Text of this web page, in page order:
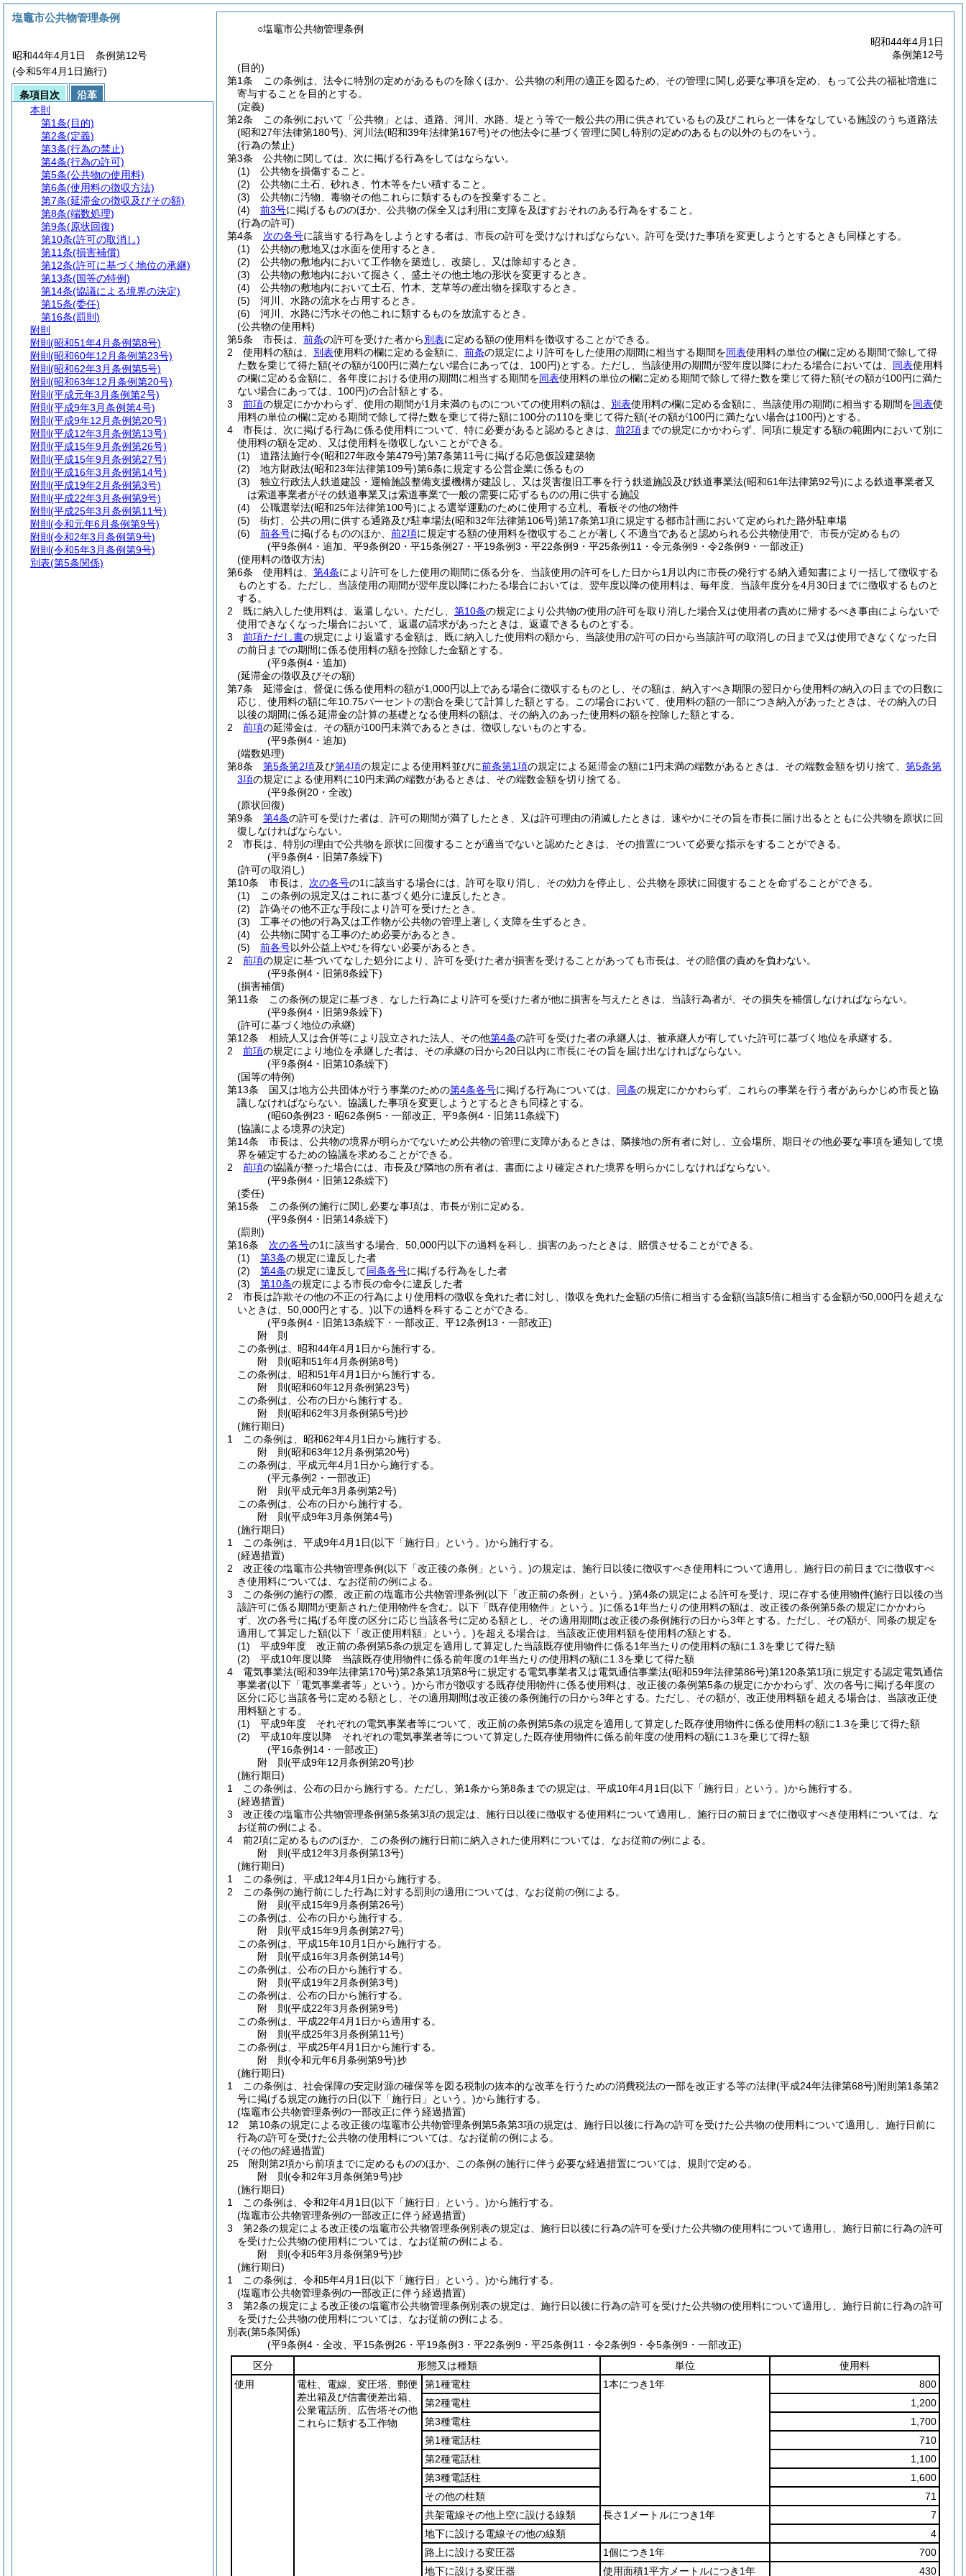
○塩竈市公共物管理条例
昭和44年4月1日
条例第12号
(目的)
第1条
この条例は、法令に特別の定めがあるものを除くほか、公共物の利用の適正を図るため、その管理に関し必要な事項を定め、もって公共の福祉増進に
寄与することを目的とする。
(定義)
第2条
この条例において「公共物」とは、道路、河川、水路、堤とう等で一般公共の用に供されているもの及びこれらと一体をなしている施設のうち道路法
(昭和27年法律第180号) 、河川法(昭和39年法律第167号)その他法令に基づく管理に関し特別の定めのあるもの以外のものをいう。
(行為の禁止)
第3条
公共物に関しては、次に掲げる行為をしてはならない。
(1)
公共物を損傷すること。
(2)
公共物に土石、砂れき、竹木等をたい積すること。
(3)
公共物に汚物、毒物その他これらに類するものを投棄すること。
(4)
前3号に掲げるもののほか、公共物の保全又は利用に支障を及ぼすおそれのある行為をすること。
(行為の許可)
第4条
次の各号に該当する行為をしようとする者は、市長の許可を受けなければならない。 許可を受けた事項を変更しようとするときも同様とする。
(1)
公共物の敷地又は水面を使用するとき。
(2)
公共物の敷地内において工作物を築造し、改築し、又は除却するとき。
(3)
公共物の敷地内において掘さく、盛土その他土地の形状を変更するとき。
(4)
公共物の敷地内において土石、竹木、芝草等の産出物を採取するとき。
(5)
河川、水路の流水を占用するとき。
(6)
河川、水路に汚水その他これに類するものを放流するとき。
(公共物の使用料)
第5条
市長は、 前条の許可を受けた者から別表に定める額の使用料を徴収することができる。
2
使用料の額は、 別表使用料の欄に定める金額に、 前条の規定により許可をした使用の期間に相当する期間を同表使用料の単位の欄に定める期間で除して得
た数を乗じて得た額(その額が100円に満たない場合にあっては、100円)とする。 ただし、当該使用の期間が翌年度以降にわたる場合においては、 同表使用料
の欄に定める金額に、各年度における使用の期間に相当する期間を同表使用料の単位の欄に定める期間で除して得た数を乗じて得た額(その額が100円に満た
ない場合にあっては、100円)の合計額とする。
3
前項の規定にかかわらず、使用の期間が1月未満のものについての使用料の額は、 別表使用料の欄に定める金額に、当該使用の期間に相当する期間を同表使
用料の単位の欄に定める期間で除して得た数を乗じて得た額に100分の110を乗じて得た額(その額が100円に満たない場合は100円)とする。
4
市長は、次に掲げる行為に係る使用料について、特に必要があると認めるときは、 前2項までの規定にかかわらず、同項に規定する額の範囲内において別に
使用料の額を定め、又は使用料を徴収しないことができる。
(1)
道路法施行令(昭和27年政令第479号)第7条第11号に掲げる応急仮設建築物
(2)
地方財政法(昭和23年法律第109号)第6条に規定する公営企業に係るもの
(3)
独立行政法人鉄道建設・運輸施設整備支援機構が建設し、又は災害復旧工事を行う鉄道施設及び鉄道事業法(昭和61年法律第92号)による鉄道事業者又
は索道事業者がその鉄道事業又は索道事業で一般の需要に応ずるものの用に供する施設
(4)
公職選挙法(昭和25年法律第100号)による選挙運動のために使用する立札、看板その他の物件
(5)
街灯、公共の用に供する通路及び駐車場法(昭和32年法律第106号)第17条第1項に規定する都市計画において定められた路外駐車場
(6)
前各号に掲げるもののほか、 前2項に規定する額の使用料を徴収することが著しく不適当であると認められる公共物使用で、市長が定めるもの
(平9条例4・追加、平9条例20・平15条例27・平19条例3・平22条例9・平25条例11・令元条例9・令2条例9・一部改正)
(使用料の徴収方法)
第6条
使用料は、 第4条により許可をした使用の期間に係る分を、当該使用の許可をした日から1月以内に市長の発行する納入通知書により一括して徴収する
ものとする。 ただし、当該使用の期間が翌年度以降にわたる場合においては、翌年度以降の使用料は、毎年度、当該年度分を4月30日までに徴収するものと
する。
2
既に納入した使用料は、返還しない。 ただし、 第10条の規定により公共物の使用の許可を取り消した場合又は使用者の責めに帰するべき事由によらないで
使用できなくなった場合において、返還の請求があったときは、返還できるものとする。
3
前項ただし書の規定により返還する金額は、既に納入した使用料の額から、当該使用の許可の日から当該許可の取消しの日まで又は使用できなくなった日
の前日までの期間に係る使用料の額を控除した金額とする。
(平9条例4・追加)
(延滞金の徴収及びその額)
第7条
延滞金は、督促に係る使用料の額が1,000円以上である場合に徴収するものとし、その額は、納入すべき期限の翌日から使用料の納入の日までの日数に
応じ、使用料の額に年10.75パーセントの割合を乗じて計算した額とする。
この場合において、使用料の額の一部につき納入があったときは、その納入の日
以後の期間に係る延滞金の計算の基礎となる使用料の額は、その納入のあった使用料の額を控除した額とする。
2
前項の延滞金は、その額が100円未満であるときは、徴収しないものとする。
(平9条例4・追加)
(端数処理)
第8条
第5条第2項及び第4項の規定による使用料並びに前条第1項の規定による延滞金の額に1円未満の端数があるときは、その端数金額を切り捨て、 第5条第
3項の規定による使用料に10円未満の端数があるときは、その端数金額を切り捨てる。
(平9条例20・全改)
(原状回復)
第9条
第4条の許可を受けた者は、許可の期間が満了したとき、又は許可理由の消滅したときは、速やかにその旨を市長に届け出るとともに公共物を原状に回
復しなければならない。
2
市長は、特別の理由で公共物を原状に回復することが適当でないと認めたときは、その措置について必要な指示をすることができる。
(平9条例4・旧第7条繰下)
(許可の取消し)
第10条
市長は、 次の各号の1に該当する場合には、許可を取り消し、その効力を停止し、公共物を原状に回復することを命ずることができる。
(1)
この条例の規定又はこれに基づく処分に違反したとき。
(2)
詐偽その他不正な手段により許可を受けたとき。
(3)
工事その他の行為又は工作物が公共物の管理上著しく支障を生ずるとき。
(4)
公共物に関する工事のため必要があるとき。
(5)
前各号以外公益上やむを得ない必要があるとき。
2
前項の規定に基づいてなした処分により、許可を受けた者が損害を受けることがあっても市長は、その賠償の責めを負わない。
(平9条例4・旧第8条繰下)
(損害補償)
第11条
この条例の規定に基づき、なした行為により許可を受けた者が他に損害を与えたときは、当該行為者が、その損失を補償しなければならない。
(平9条例4・旧第9条繰下)
(許可に基づく地位の承継)
第12条
相続人又は合併等により設立された法人、その他第4条の許可を受けた者の承継人は、被承継人が有していた許可に基づく地位を承継する。
2
前項の規定により地位を承継した者は、その承継の日から20日以内に市長にその旨を届け出なければならない。
(平9条例4・旧第10条繰下)
(国等の特例)
第13条
国又は地方公共団体が行う事業のための第4条各号に掲げる行為については、 同条の規定にかかわらず、これらの事業を行う者があらかじめ市長と協
議しなければならない。 協議した事項を変更しようとするときも同様とする。
(昭60条例23・昭62条例5・一部改正、平9条例4・旧第11条繰下)
(協議による境界の決定)
第14条
市長は、公共物の境界が明らかでないため公共物の管理に支障があるときは、隣接地の所有者に対し、立会場所、期日その他必要な事項を通知して境
界を確定するための協議を求めることができる。
2
前項の協議が整った場合には、市長及び隣地の所有者は、書面により確定された境界を明らかにしなければならない。
(平9条例4・旧第12条繰下)
(委任)
第15条
この条例の施行に関し必要な事項は、市長が別に定める。
(平9条例4・旧第14条繰下)
(罰則)
第16条
次の各号の1に該当する場合、50,000円以下の過料を科し、損害のあったときは、賠償させることができる。
(1)
第3条の規定に違反した者
(2)
第4条の規定に違反して同条各号に掲げる行為をした者
(3)
第10条の規定による市長の命令に違反した者
2
市長は詐欺その他の不正の行為により使用料の徴収を免れた者に対し、徴収を免れた金額の5倍に相当する金額(当該5倍に相当する金額が50,000円を超えな
いときは、50,000円とする。)以下の過料を科することができる。
(平9条例4・旧第13条繰下・一部改正、平12条例13・一部改正)
附 則
この条例は、昭和44年4月1日から施行する。
附 則(昭和51年4月条例第8号)
この条例は、昭和51年4月1日から施行する。
附 則(昭和60年12月条例第23号)
この条例は、公布の日から施行する。
附 則(昭和62年3月条例第5号)抄
(施行期日)
1
この条例は、昭和62年4月1日から施行する。
附 則(昭和63年12月条例第20号)
この条例は、平成元年4月1日から施行する。
(平元条例2・一部改正)
附 則(平成元年3月条例第2号)
この条例は、公布の日から施行する。
附 則(平成9年3月条例第4号)
(施行期日)
1
この条例は、平成9年4月1日(以下「施行日」という。)から施行する。
(経過措置)
2
改正後の塩竈市公共物管理条例(以下「改正後の条例」という。)の規定は、施行日以後に徴収すべき使用料について適用し、施行日の前日までに徴収すべ
き使用料については、なお従前の例による。
3
この条例の施行の際、改正前の塩竈市公共物管理条例(以下「改正前の条例」という。)第4条の規定による許可を受け、現に存する使用物件(施行日以後の当
該許可に係る期間が更新された使用物件を含む。以下「既存使用物件」という。)に係る1年当たりの使用料の額は、改正後の条例第5条の規定にかかわら
ず、次の各号に掲げる年度の区分に応じ当該各号に定める額とし、その適用期間は改正後の条例施行の日から3年とする。 ただし、その額が、同条の規定を
適用して算定した額(以下「改正使用料額」という。)を超える場合は、当該改正使用料額を使用料の額とする。
(1)
平成9年度 改正前の条例第5条の規定を適用して算定した当該既存使用物件に係る1年当たりの使用料の額に1.3を乗じて得た額
(2)
平成10年度以降 当該既存使用物件に係る前年度の1年当たりの使用料の額に1.3を乗じて得た額
4
電気事業法(昭和39年法律第170号)第2条第1項第8号に規定する電気事業者又は電気通信事業法(昭和59年法律第86号)第120条第1項に規定する認定電気通信
事業者(以下「電気事業者等」という。)から市が徴収する既存使用物件に係る使用料は、改正後の条例第5条の規定にかかわらず、次の各号に掲げる年度の
区分に応じ当該各号に定める額とし、その適用期間は改正後の条例施行の日から3年とする。 ただし、その額が、改正使用料額を超える場合は、当該改正使
用料額とする。
(1)
平成9年度 それぞれの電気事業者等について、改正前の条例第5条の規定を適用して算定した既存使用物件に係る使用料の額に1.3を乗じて得た額
(2)
平成10年度以降 それぞれの電気事業者等について算定した既存使用物件に係る前年度の使用料の額に1.3を乗じて得た額
(平16条例14・一部改正)
附 則(平成9年12月条例第20号)抄
(施行期日)
1
この条例は、公布の日から施行する。 ただし、第1条から第8条までの規定は、平成10年4月1日(以下「施行日」という。)から施行する。
(経過措置)
3
改正後の塩竈市公共物管理条例第5条第3項の規定は、施行日以後に徴収する使用料について適用し、施行日の前日までに徴収すべき使用料については、な
お従前の例による。
4
前2項に定めるもののほか、この条例の施行日前に納入された使用料については、なお従前の例による。
附 則(平成12年3月条例第13号)
(施行期日)
1
この条例は、平成12年4月1日から施行する。
2
この条例の施行前にした行為に対する罰則の適用については、なお従前の例による。
附 則(平成15年9月条例第26号)
この条例は、公布の日から施行する。
附 則(平成15年9月条例第27号)
この条例は、平成15年10月1日から施行する。
附 則(平成16年3月条例第14号)
この条例は、公布の日から施行する。
附 則(平成19年2月条例第3号)
この条例は、公布の日から施行する。
附 則(平成22年3月条例第9号)
この条例は、平成22年4月1日から適用する。
附 則(平成25年3月条例第11号)
この条例は、平成25年4月1日から施行する。
附 則(令和元年6月条例第9号)抄
(施行期日)
1
この条例は、社会保障の安定財源の確保等を図る税制の抜本的な改革を行うための消費税法の一部を改正する等の法律(平成24年法律第68号)附則第1条第2
号に掲げる規定の施行の日(以下「施行日」という。)から施行する。
(塩竈市公共物管理条例の一部改正に伴う経過措置)
12
第10条の規定による改正後の塩竈市公共物管理条例第5条第3項の規定は、施行日以後に行為の許可を受けた公共物の使用料について適用し、施行日前に
行為の許可を受けた公共物の使用料については、なお従前の例による。
(その他の経過措置)
25
附則第2項から前項までに定めるもののほか、この条例の施行に伴う必要な経過措置については、規則で定める。
附 則(令和2年3月条例第9号)抄
(施行期日)
1
この条例は、令和2年4月1日(以下「施行日」という。)から施行する。
(塩竈市公共物管理条例の一部改正に伴う経過措置)
3
第2条の規定による改正後の塩竈市公共物管理条例別表の規定は、施行日以後に行為の許可を受けた公共物の使用料について適用し、施行日前に行為の許可
を受けた公共物の使用料については、なお従前の例による。
附 則(令和5年3月条例第9号)抄
(施行期日)
1
この条例は、令和5年4月1日(以下「施行日」という。)から施行する。
(塩竈市公共物管理条例の一部改正に伴う経過措置)
3
第2条の規定による改正後の塩竈市公共物管理条例別表の規定は、施行日以後に行為の許可を受けた公共物の使用料について適用し、施行日前に行為の許可
を受けた公共物の使用料については、なお従前の例による。
別表(第5条関係)
(平9条例4・全改、平15条例26・平19条例3・平22条例9・平25条例11・令2条例9・令5条例9・一部改正)
区分
形態又は種類 単位
使用料
使用
電柱、電線、変圧塔、郵便
差出箱及び信書便差出箱、
公衆電話所、広告塔その他
これらに類する工作物
第1種電柱 1本につき1年
800
第2種電柱
1,200
第3種電柱
1,700
第1種電話柱
710
第2種電話柱
1,100
第3種電話柱
1,600
その他の柱類
71
共架電線その他上空に設ける線類
長さ1メートルにつき1年
7
地下に設ける電線その他の線類
4
路上に設ける変圧器
1個につき1年
700
地下に設ける変圧器
使用面積1平方メートルにつき1年 430
塩竈市公共物管理条例
昭和44年4月1日 条例第12号
(令和5年4月1日施行)
条項目次
沿革
本則
第1条(目的)
第2条(定義)
第3条(行為の禁止)
第4条(行為の許可)
第5条(公共物の使用料)
第6条(使用料の徴収方法)
第7条(延滞金の徴収及びその額)
第8条(端数処理)
第9条(原状回復)
第10条(許可の取消し)
第11条(損害補償)
第12条(許可に基づく地位の承継)
第13条(国等の特例)
第14条(協議による境界の決定)
第15条(委任)
第16条(罰則)
附則
附則 (昭和51年4月条例第8号)
附則 (昭和60年12月条例第23号)
附則 (昭和62年3月条例第5号)
附則 (昭和63年12月条例第20号)
附則 (平成元年3月条例第2号)
附則 (平成9年3月条例第4号)
附則 (平成9年12月条例第20号)
附則 (平成12年3月条例第13号)
附則 (平成15年9月条例第26号)
附則 (平成15年9月条例第27号)
附則 (平成16年3月条例第14号)
附則 (平成19年2月条例第3号)
附則 (平成22年3月条例第9号)
附則 (平成25年3月条例第11号)
附則 (令和元年6月条例第9号)
附則 (令和2年3月条例第9号)
附則 (令和5年3月条例第9号)
別表(第5条関係)